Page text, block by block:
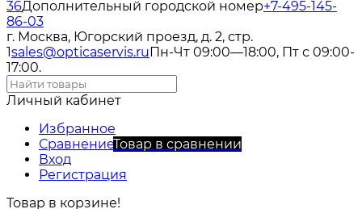
36Дополнительный городской номер+7-495-145-
86-03
г. Москва, Югорский проезд, д. 2, стр.
1sales@opticaservis.ruПн-Чт 09:00—18:00, Пт с 09:00-
17:00.
Личный кабинет
Избранное
СравнениеТовар в сравнении
Вход
Регистрация
Товар в корзине!